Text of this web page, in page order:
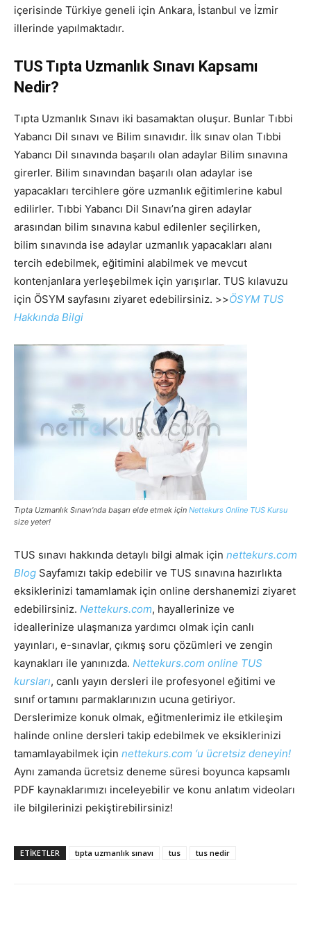
içerisinde Türkiye geneli için Ankara, İstanbul ve İzmir
illerinde yapılmaktadır.
TUS Tıpta Uzmanlık Sınavı Kapsamı
Nedir?
Tıpta Uzmanlık Sınavı iki basamaktan oluşur. Bunlar Tıbbi
Yabancı Dil sınavı ve Bilim sınavıdır. İlk sınav olan Tıbbi
Yabancı Dil sınavında başarılı olan adaylar Bilim sınavına
girerler. Bilim sınavından başarılı olan adaylar ise
yapacakları tercihlere göre uzmanlık eğitimlerine kabul
edilirler. Tıbbi Yabancı Dil Sınavı’na giren adaylar
arasından bilim sınavına kabul edilenler seçilirken,
bilim sınavında ise adaylar uzmanlık yapacakları alanı
tercih edebilmek, eğitimini alabilmek ve mevcut
kontenjanlara yerleşebilmek için yarışırlar. TUS kılavuzu
için ÖSYM sayfasını ziyaret edebilirsiniz. >>ÖSYM TUS
Hakkında Bilgi
Tıpta Uzmanlık Sınavı’nda başarı elde etmek için Nettekurs Online TUS Kursu
size yeter!
TUS sınavı hakkında detaylı bilgi almak için nettekurs.com
Blog Sayfamızı takip edebilir ve TUS sınavına hazırlıkta
eksiklerinizi tamamlamak için online dershanemizi ziyaret
edebilirsiniz. Nettekurs.com, hayallerinize ve
ideallerinize ulaşmanıza yardımcı olmak için canlı
yayınları, e-sınavlar, çıkmış soru çözümleri ve zengin
kaynakları ile yanınızda. Nettekurs.com online TUS
kursları, canlı yayın dersleri ile profesyonel eğitimi ve
sınıf ortamını parmaklarınızın ucuna getiriyor.
Derslerimize konuk olmak, eğitmenlerimiz ile etkileşim
halinde online dersleri takip edebilmek ve eksiklerinizi
tamamlayabilmek için nettekurs.com ‘u ücretsiz deneyin!
Aynı zamanda ücretsiz deneme süresi boyunca kapsamlı
PDF kaynaklarımızı inceleyebilir ve konu anlatım videoları
ile bilgilerinizi pekiştirebilirsiniz!
ETIKETLER tıpta uzmanlık sınavı tus tus nedir